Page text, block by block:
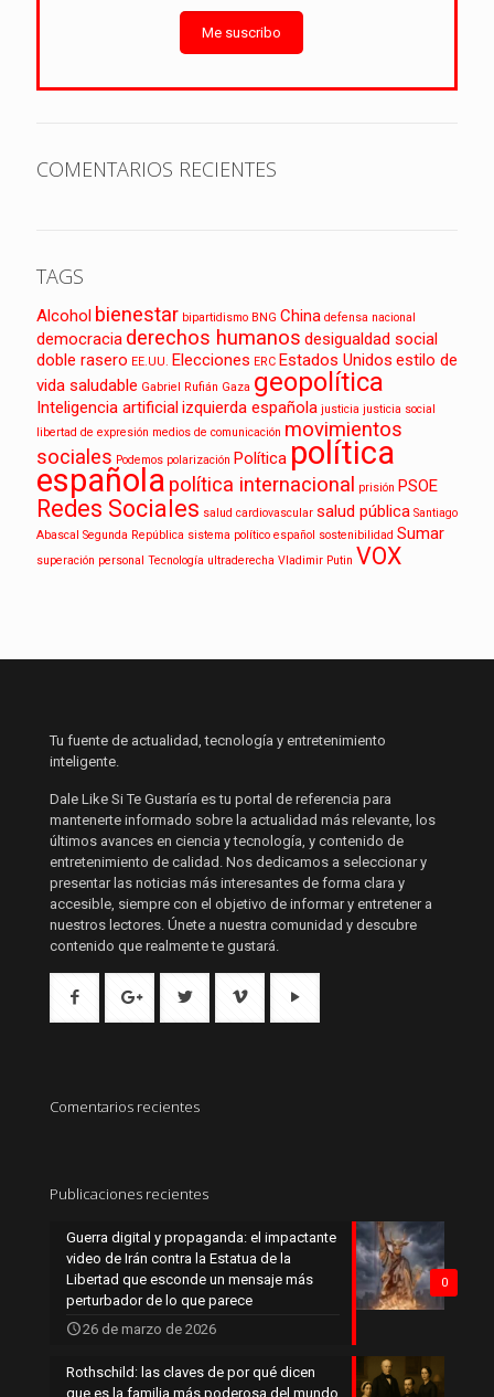
Me suscribo
COMENTARIOS RECIENTES
TAGS
Alcohol bienestar bipartidismo BNG China defensa nacional
democracia derechos humanos desigualdad social
doble rasero EE.UU. Elecciones ERC Estados Unidos estilo de
vida saludable Gabriel Rufián Gaza geopolítica
Inteligencia artificializquierda española justicia justicia social
libertad de expresión medios de comunicación movimientos
sociales Podemos polarización Política política
española política internacional prisión PSOE
Redes Sociales salud cardiovascular salud pública Santiago
Abascal Segunda República sistema político español sostenibilidad Sumar
superación personal Tecnología ultraderecha Vladimir Putin VOX
Tu fuente de actualidad, tecnología y entretenimiento
inteligente.
Dale Like Si Te Gustaría es tu portal de referencia para
mantenerte informado sobre la actualidad más relevante, los
últimos avances en ciencia y tecnología, y contenido de
entretenimiento de calidad. Nos dedicamos a seleccionar y
presentar las noticias más interesantes de forma clara y
accesible, siempre con el objetivo de informar y entretener a
nuestros lectores. Únete a nuestra comunidad y descubre
contenido que realmente te gustará.
Comentarios recientes
Publicaciones recientes
0
Guerra digital y propaganda: el impactante
video de Irán contra la Estatua de la
Libertad que esconde un mensaje más
perturbador de lo que parece
26 de marzo de 2026
Rothschild: las claves de por qué dicen
que es la familia más poderosa del mundo